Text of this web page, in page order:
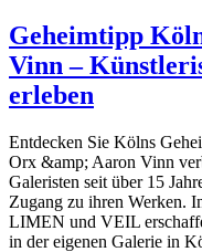
Geheimtipp
Vinn –
erleben
Entdecken Sie Kölns
Orx &amp; Aaron Vinn
Galeristen seit über 15
Zugang zu ihren Werken.
LIMEN und VEIL
in der eigenen Galerie in